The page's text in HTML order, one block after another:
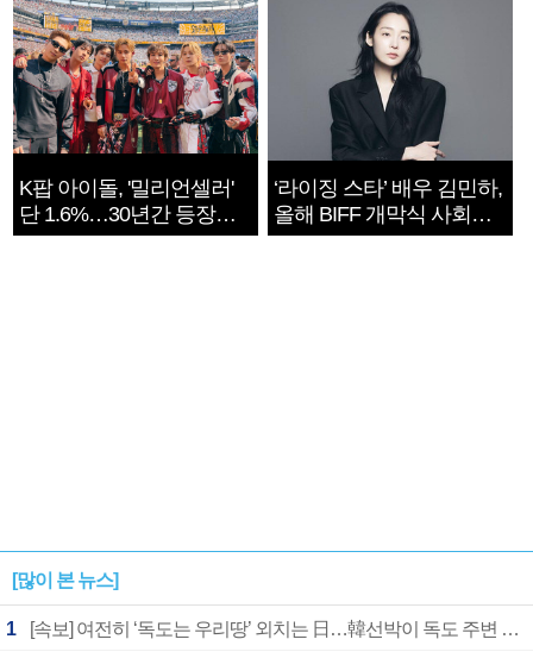
K팝 아이돌, '밀리언셀러'
단 1.6%…30년간 등장
1182개팀 전수조사
‘라이징 스타’ 배우 김민하,
올해 BIFF 개막식 사회자
확정
[많이 본 뉴스]
1 [속보] 여전히 ‘독도는 우리땅’ 외치는 日…韓선박이 독도 주변 해양조사 활동하자 반발